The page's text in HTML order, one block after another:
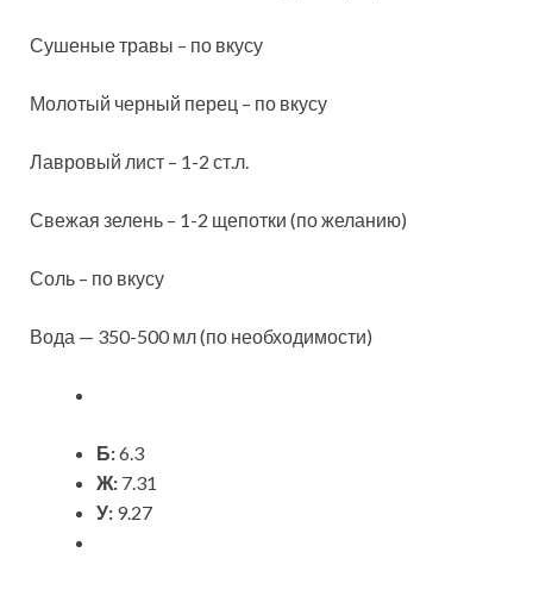
Сушеные травы – по вкусу
Молотый черный перец – по вкусу
Лавровый лист – 1-2 ст.л.
Свежая зелень – 1-2 щепотки (по желанию)
Соль – по вкусу
Вода — 350-500 мл (по необходимости)
Б:6.3
Ж: 7.31
У: 9.27